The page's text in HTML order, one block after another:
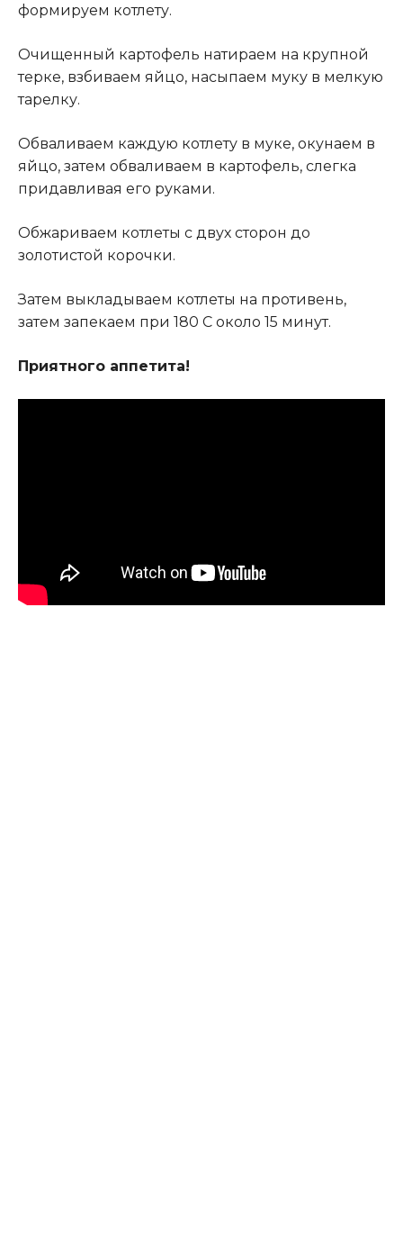
формируем котлету.
Очищенный картофель натираем на крупной
терке, взбиваем яйцо, насыпаем муку в мелкую
тарелку.
Обваливаем каждую котлету в муке, окунаем в
яйцо, затем обваливаем в картофель, слегка
придавливая его руками.
Обжариваем котлеты с двух сторон до
золотистой корочки.
Затем выкладываем котлеты на противень,
затем запекаем при 180 С около 15 минут.
Приятного аппетита!